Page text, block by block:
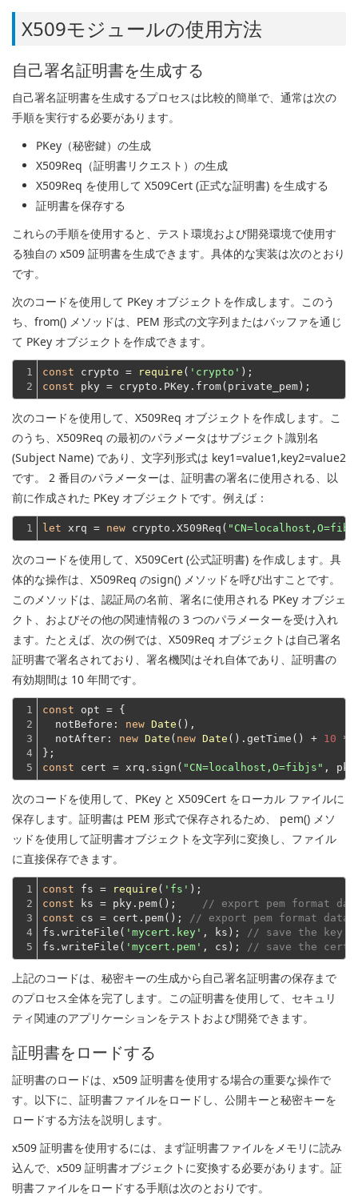
X509モジュールの使用方法
自己署名証明書を生成する
自己署名証明書を生成するプロセスは比較的簡単で、通常は次の
手順を実行する必要があります。
PKey（秘密鍵）の生成
X509Req（証明書リクエスト）の生成
X509Req を使用して X509Cert (正式な証明書) を生成する
証明書を保存する
これらの手順を使用すると、テスト環境および開発環境で使用す
る独自の x509 証明書を生成できます。具体的な実装は次のとおり
です。
次のコードを使用して PKey オブジェクトを作成します。このう
ち、from() メソッドは、PEM 形式の文字列またはバッファを通じ
て PKey オブジェクトを作成できます。
1
2
const crypto = require ( 'crypto'
const
次のコードを使用して、X509Req オブジェクトを作成します。こ
のうち、X509Req の最初のパラメータはサブジェクト識別名
(Subject Name) であり、文字列形式は key1=value1,key2=value2
です。 2 番目のパラメーターは、証明書の署名に使用される、以
前に作成された PKey オブジェクトです。例えば：
1 let xrq = new crypto.X509Req(
次のコードを使用して、X509Cert (公式証明書) を作成します。具
体的な操作は、X509Req のsign() メソッドを呼び出すことです。
このメソッドは、認証局の名前、署名に使用される PKey オブジェ
クト、およびその他の関連情報の 3 つのパラメーターを受け入れ
ます。たとえば、次の例では、X509Req オブジェクトは自己署名
証明書で署名されており、署名機関はそれ自体であり、証明書の
有効期間は 10 年間です。
1
2
3
4
5
const opt = {
notBefore : new Date (),
notAfter : new Date ( new Date ().getTime() + 10 *
};
const cert = xrq.sign( "CN=localhost,O=fibjs"
次のコードを使用して、PKey と X509Cert をローカル ファイルに
保存します。証明書は PEM 形式で保存されるため、 pem() メソ
ッドを使用して証明書オブジェクトを文字列に変換し、ファイル
に直接保存できます。
1
2
3
4
5
const fs = require ( 'fs'
const ks = pky.pem();
// export pem format
const cs = cert.pem();
// export pem format
fs.writeFile( 'mycert.key' , ks);
// save the key
fs.writeFile( 'mycert.pem' , cs); // save the cert
上記のコードは、秘密キーの生成から自己署名証明書の保存まで
のプロセス全体を完了します。この証明書を使用して、セキュリ
ティ関連のアプリケーションをテストおよび開発できます。
証明書をロードする
証明書のロードは、x509 証明書を使用する場合の重要な操作で
す。以下に、証明書ファイルをロードし、公開キーと秘密キーを
ロードする方法を説明します。
x509 証明書を使用するには、まず証明書ファイルをメモリに読み
込んで、x509 証明書オブジェクトに変換する必要があります。証
明書ファイルをロードする手順は次のとおりです。